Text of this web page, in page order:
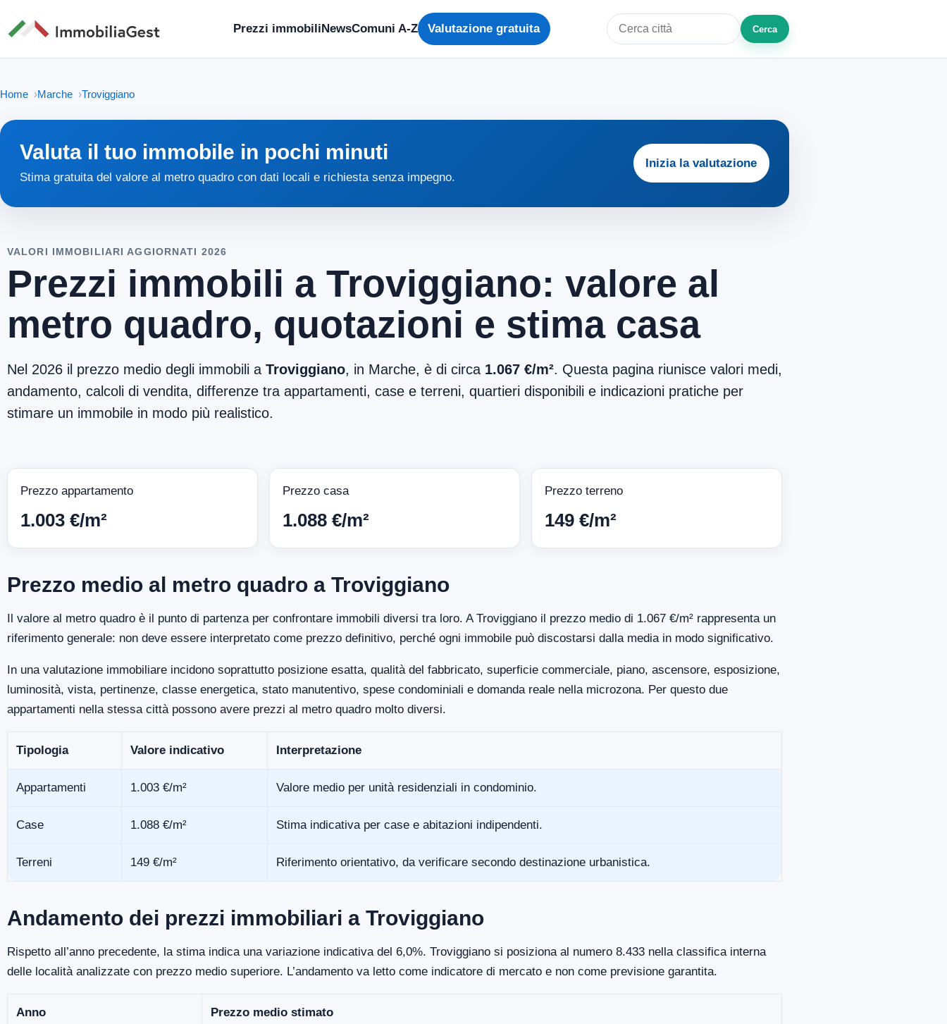
Prezzi immobiliNewsComuni A-Z Valutazione gratuita
Cerca città o zona
Cerca
Home Marche Troviggiano
Valuta il tuo immobile in pochi minuti
Stima gratuita del valore al metro quadro con dati locali e richiesta senza impegno.
Inizia la valutazione
VALORI IMMOBILIARI AGGIORNATI 2026
Prezzi immobili a Troviggiano: valore al
metro quadro, quotazioni e stima casa
Nel 2026 il prezzo medio degli immobili a Troviggiano, in Marche, è di circa 1.067 €/m². Questa pagina riunisce valori medi,
andamento, calcoli di vendita, differenze tra appartamenti, case e terreni, quartieri disponibili e indicazioni pratiche per
stimare un immobile in modo più realistico.
Prezzo appartamento
1.003 €/m²
Prezzo casa
1.088 €/m²
Prezzo terreno
149 €/m²
Prezzo medio al metro quadro a Troviggiano
Il valore al metro quadro è il punto di partenza per confrontare immobili diversi tra loro. A Troviggiano il prezzo medio di 1.067 €/m² rappresenta un
riferimento generale: non deve essere interpretato come prezzo definitivo, perché ogni immobile può discostarsi dalla media in modo significativo.
In una valutazione immobiliare incidono soprattutto posizione esatta, qualità del fabbricato, superficie commerciale, piano, ascensore, esposizione,
luminosità, vista, pertinenze, classe energetica, stato manutentivo, spese condominiali e domanda reale nella microzona. Per questo due
appartamenti nella stessa città possono avere prezzi al metro quadro molto diversi.
Tipologia Valore indicativo Interpretazione
Appartamenti 1.003 €/m² Valore medio per unità residenziali in condominio.
Case 1.088 €/m² Stima indicativa per case e abitazioni indipendenti.
Terreni 149 €/m² Riferimento orientativo, da verificare secondo destinazione urbanistica.
Andamento dei prezzi immobiliari a Troviggiano
Rispetto all’anno precedente, la stima indica una variazione indicativa del 6,0%. Troviggiano si posiziona al numero 8.433 nella classifica interna
delle località analizzate con prezzo medio superiore. L’andamento va letto come indicatore di mercato e non come previsione garantita.
Anno Prezzo medio stimato